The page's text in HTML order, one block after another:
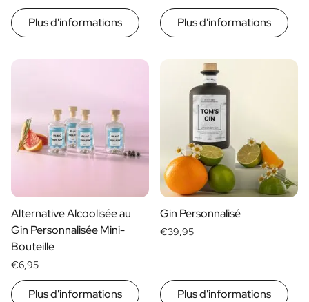
Remerciements pour le Mariage
Cadeau d'anniversaire de Mariage
Cadeaux pour les couples mariés
Mise en place de la table
Cadeau pour Elle
Cadeau pour Lui
Cadeau pour Maman
Cadeau pour Papa
Horeca
Private Label Spirits
Á propos de nous
Avis
FAQ
Contact
Plus d'informations Plus d'informations
Alternative Alcoolisée au
Gin Personnalisée Mini-
Bouteille
€6,95
Plus d'informations
Gin Personnalisé
€39,95
Plus d'informations